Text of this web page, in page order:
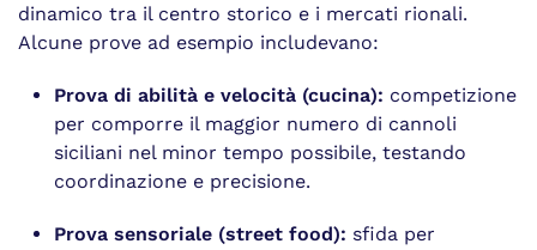
dinamico tra il centro storico e i mercati rionali.
Alcune prove ad esempio includevano:
Prova di abilità e velocità (cucina): competizione
per comporre il maggior numero di cannoli
siciliani nel minor tempo possibile, testando
coordinazione e precisione.
Prova sensoriale (street food): sfida per